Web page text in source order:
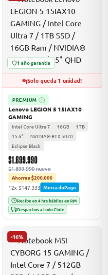
1 año garantía
¡Solo queda 1 unidad!
PREMIUM ?
Lenovo LEGION 5 15IAX10
GAMING
Intel Core Ultra 7 16GB
1TB
15.6"
NVIDIA® RTX 5070
Eclipse Black
$1.699.990
$1.899.990 nuevo
Ahorras $200.000
12x $147.333 MercadoPago
Recibe en 4 hrs hábiles en RM
Despachos a todo Chile
-16%